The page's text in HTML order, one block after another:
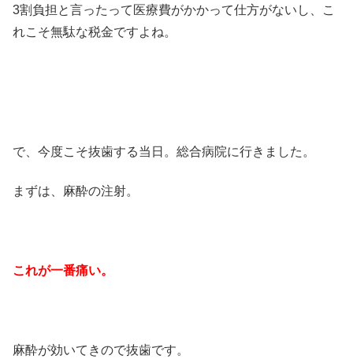
3割負担と言ったって医療費がかかって仕方がないし、こ
れこそ無駄な税金ですよね。
で、今度こそ抜歯する当日。総合病院に行きました。
まずは、麻酔の注射。
これが一番痛い。
麻酔が効いてきので抜歯です。